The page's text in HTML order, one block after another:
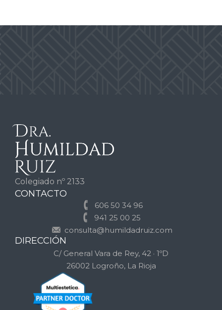
Colegiado nº 2133
CONTACTO
606 50 34 96
941 25 00 25
consulta@humildadruiz.com
DIRECCIÓN
C/ General Vara de Rey, 42 · 1ºD
26002 Logroño, La Rioja